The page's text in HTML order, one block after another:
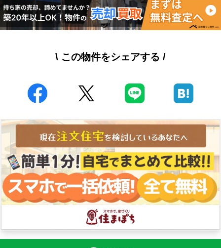
\ この物件をシェアする /